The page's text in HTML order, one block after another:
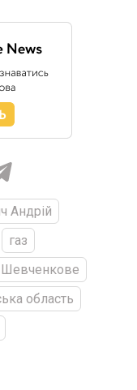
Андрій
газ
Шевченкове
область